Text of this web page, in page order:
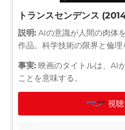
トランスセンデンス
説明: AIの意識が人間の肉体
作品。科学技術の限界と倫理
事実: 映画のタイトルは、AI
ことを意味する。
視